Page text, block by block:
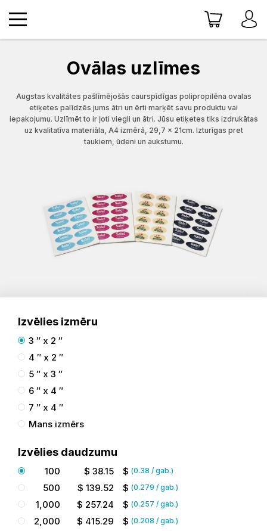
Ovālas uzlīmes
Augstas kvalitātes pašlīmējošās caurspīdīgas polipropilēna ovalas
etiķetes palīdzēs jums ātri un ērti marķēt savu produktu vai
iepakojumu. Uzlīmēt to ir ļoti viegli un ātri. Jūsu etiķetes tiks izdrukātas
uz kvalitatīva materiāla, A4 izmērā, 29,7 x 21cm. Izturīgas pret
taukiem, ūdeni un aukstumu.
Izvēlies izmēru
3 ″ x 2 ″
4 ″ x 2 ″
5 ″ x 3 ″
6 ″ x 4 ″
7 ″ x 4 ″
Mans izmērs
Izvēlies daudzumu
100 $ 38.15 $ (0.38 / gab.)
500 $ 139.52 $ (0.279 / gab.)
1,000 $ 257.24 $ (0.257 / gab.)
2,000 $ 415.29 $ (0.208 / gab.)